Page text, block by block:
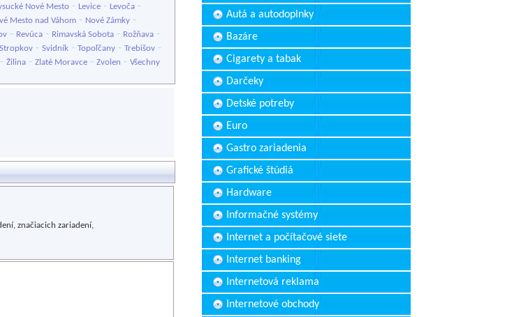
Nové Mesto - Levice - Levoča -
Mesto nad Váhom - Nové Zámky -
- Revúca - Rimavská Sobota - Rožňava -
Stropkov - Svidník - Topoľčany - Trebišov -
- Žilina - Zlaté Moravce - Zvolen - Všechny
značiacich zariadení,
Autá a autodoplnky
Bazáre
Cigarety a tabak
Darčeky
Detské potreby
Euro
Gastro zariadenia
Grafické štúdiá
Hardware
Informačné systémy
Internet a počítačové siete
Internet banking
Internetová reklama
Internetové obchody